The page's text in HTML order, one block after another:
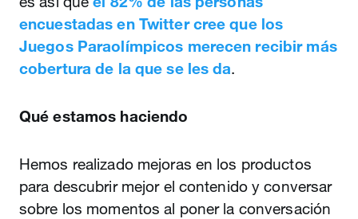
encuestadas en Twitter cree que los
Juegos Paraolímpicos merecen recibir más
cobertura de la que se les da.
Qué estamos haciendo
Hemos realizado mejoras en los productos
para descubrir mejor el contenido y conversar
sobre los momentos al poner la conversación